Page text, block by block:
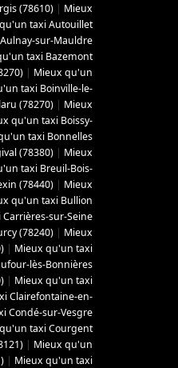
(78610) | Mieux
taxi Autouillet
sur-Mauldre
taxi Bazemont
| Mieux qu'un
taxi Boinville-le-
(78270) | Mieux
qu'un taxi Boissy-
taxi Bonnelles
(78380) | Mieux
taxi Breuil-Bois-
(78440) | Mieux
qu'un taxi Bullion
sur-Seine
(78240) | Mieux
| Mieux qu'un taxi
lès-Bonnières
| Mieux qu'un taxi
Clairefontaine-en-
Condé-sur-Vesgre
taxi Courgent
| Mieux qu'un
| Mieux qu'un taxi